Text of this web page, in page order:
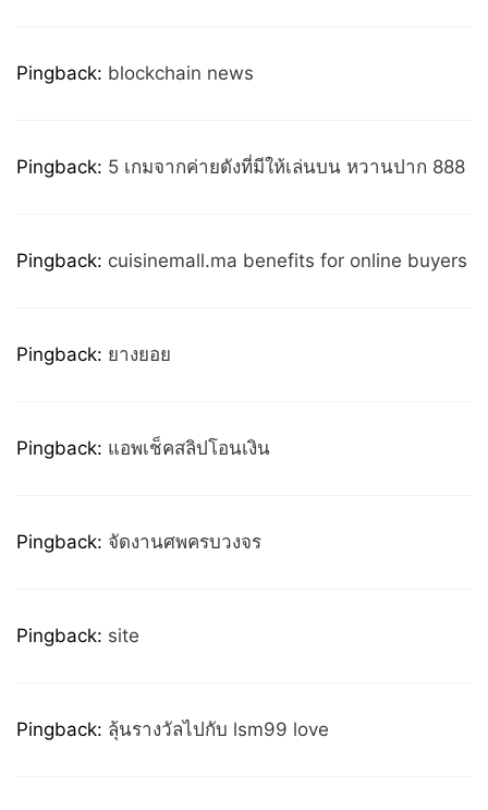
Pingback: blockchain news
Pingback: 5 เกมจากค่ายดังที่มีให้เล่นบน หวานปาก 888
Pingback: cuisinemall.ma benefits for online buyers
Pingback: ยางยอย
Pingback: แอพเช็คสลิปโอนเงิน
Pingback: จัดงานศพครบวงจร
Pingback: site
Pingback: ลุ้นรางวัลไปกับ lsm99 love